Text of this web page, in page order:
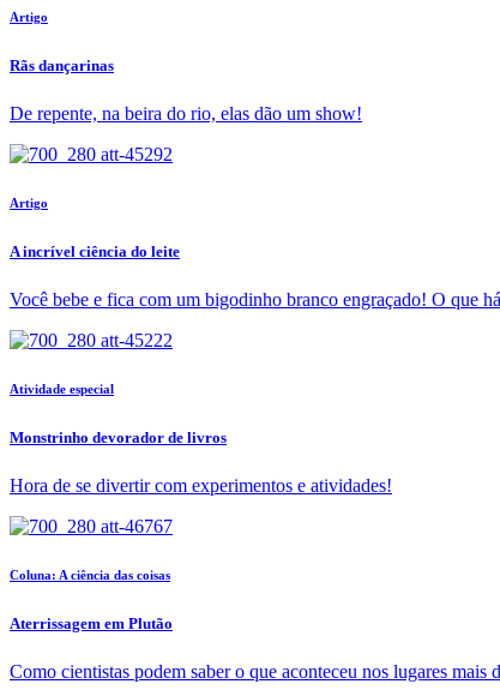
Artigo
Rãs dançarinas
De repente, na beira do rio, elas dão um show!
Artigo
A incrível ciência do leite
Você bebe e fica com um bigodinho branco engraçado! O que
Atividade especial
Monstrinho devorador de livros
Hora de se divertir com experimentos e atividades!
Coluna: A ciência das coisas
Aterrissagem em Plutão
Como cientistas podem saber o que aconteceu nos lugares mais